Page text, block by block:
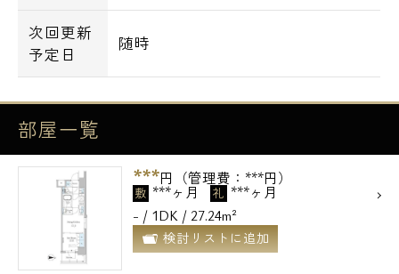
次回更新
予定日
随時
部屋一覧
***円（管理費：***円）
敷 ***ヶ月 礼 ***ヶ月
- / 1DK / 27.24m²
検討リストに追加